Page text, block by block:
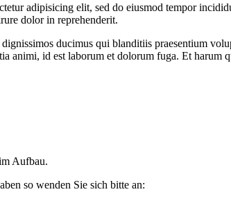
adipisicing elit, sed do eiusmod tempor
dolor in reprehenderit.
ducimus qui blanditiis praesentium
animi, id est laborum et dolorum fuga. Et harum
Aufbau.
so wenden Sie sich bitte an: